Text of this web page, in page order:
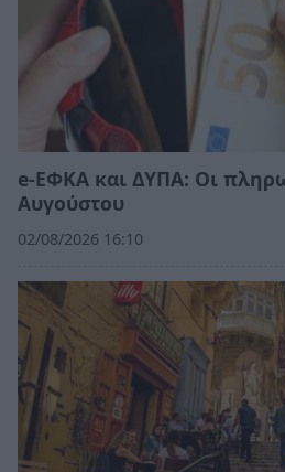
e-ΕΦΚΑ και ΔΥΠΑ: Οι
Αυγούστου
02/08/2026 16:10